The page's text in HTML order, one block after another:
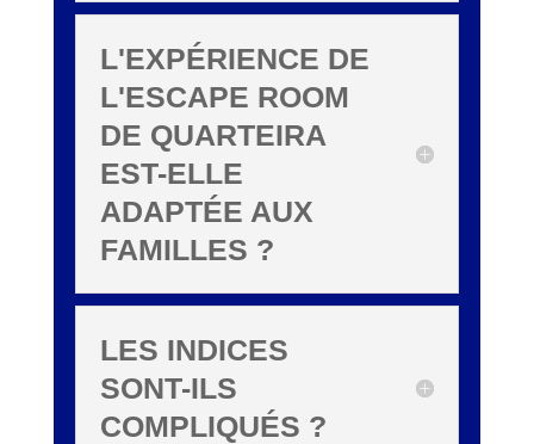
L'EXPÉRIENCE DE
L'ESCAPE ROOM
DE QUARTEIRA
EST-ELLE
ADAPTÉE AUX
FAMILLES ?
LES INDICES
SONT-ILS
COMPLIQUÉS ?